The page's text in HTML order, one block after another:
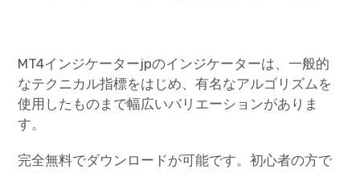
MT4インジケーターjpのインジケーターは、一般的
なテクニカル指標をはじめ、有名なアルゴリズムを
使用したものまで幅広いバリエーションがありま
す。
完全無料でダウンロードが可能です。初心者の方で